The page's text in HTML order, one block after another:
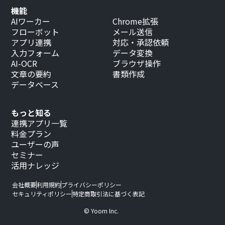
もっと知る
連携アプリ一覧
料金プラン
ユーザーの声
セミナー
活用ナレッジ
機能
AIワーカー
フローボット
アプリ連携
入力フォーム
AI-OCR
文章の要約
データベース
Chrome拡張
メール送信
対応・承認依頼
データ変換
ブラウザ操作
書類作成
会社概要利用規約プライバシーポリシー
セキュリティポリシー特定商取引法に基づく表記
© Yoom Inc.